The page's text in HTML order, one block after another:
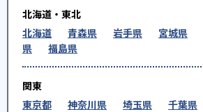
北海道・東北
北海道
青森県 岩手県 宮城県
県
福島県
関東
東京都
神奈川県 埼玉県 千葉県